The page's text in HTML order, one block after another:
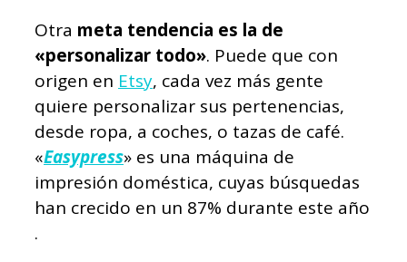
Otra meta tendencia es la de
«personalizar todo». Puede que con
origen en Etsy, cada vez más gente
quiere personalizar sus pertenencias,
desde ropa, a coches, o tazas de café.
«Easypress» es una máquina de
impresión doméstica, cuyas búsquedas
han crecido en un 87% durante este año
.